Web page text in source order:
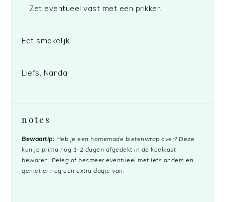
Zet eventueel vast met een prikker.
Eet smakelijk!
Liefs, Nanda
notes
Bewaartip: Heb je een homemade bietenwrap over? Deze
kun je prima nog 1-2 dagen afgedekt in de koelkast
bewaren. Beleg of besmeer eventueel met iets anders en
geniet er nog een extra dagje van.